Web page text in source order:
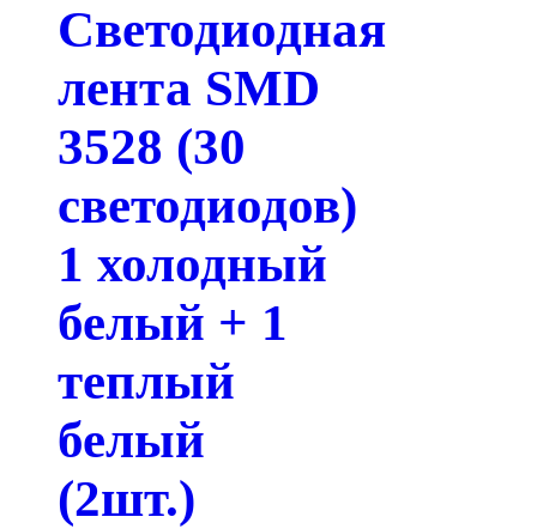
Светодиодная
лента SMD
3528 (30
светодиодов)
1 холодный
белый + 1
теплый
белый
(2шт.)